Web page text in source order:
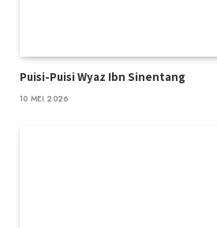
Puisi-Puisi Wyaz Ibn Sinentang
10 MEI 2026